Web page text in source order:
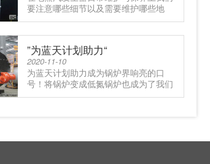
要注意哪些细节以及需要维护哪些地
方？1安全阀安全阀由当地安全技术.....
”为蓝天计划助力“
2020-11-10
为蓝天计划助力成为锅炉界响亮的口
号！将锅炉变成低氮锅炉也成为了我们
公司当前锅炉改造的新任务。何为.....